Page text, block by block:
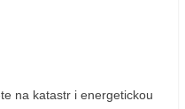
na katastr i energetickou